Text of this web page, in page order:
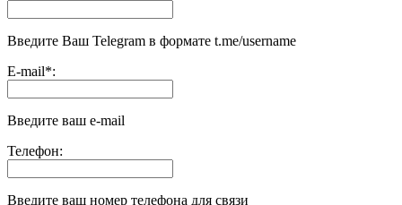
Введите Ваш Telegram в формате t.me/username
E-mail*:
Введите ваш e-mail
Телефон:
Введите ваш номер телефона для связи